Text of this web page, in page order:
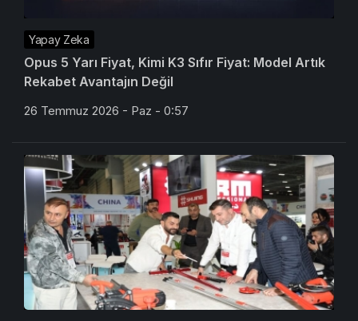
Yapay Zeka
Opus 5 Yarı Fiyat, Kimi K3 Sıfır Fiyat: Model Artık
Rekabet Avantajın Değil
26 Temmuz 2026 - Paz - 0:57